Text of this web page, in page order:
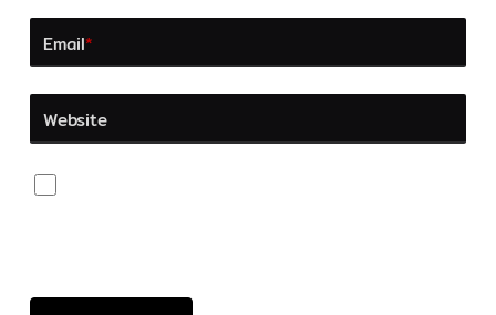
Email*
Website